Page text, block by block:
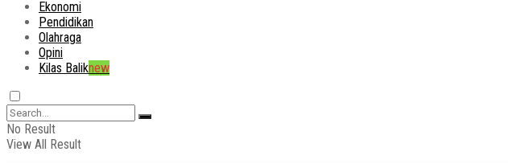
Ekonomi
Pendidikan
Olahraga
Opini
Kilas Baliknew
No Result
View All Result